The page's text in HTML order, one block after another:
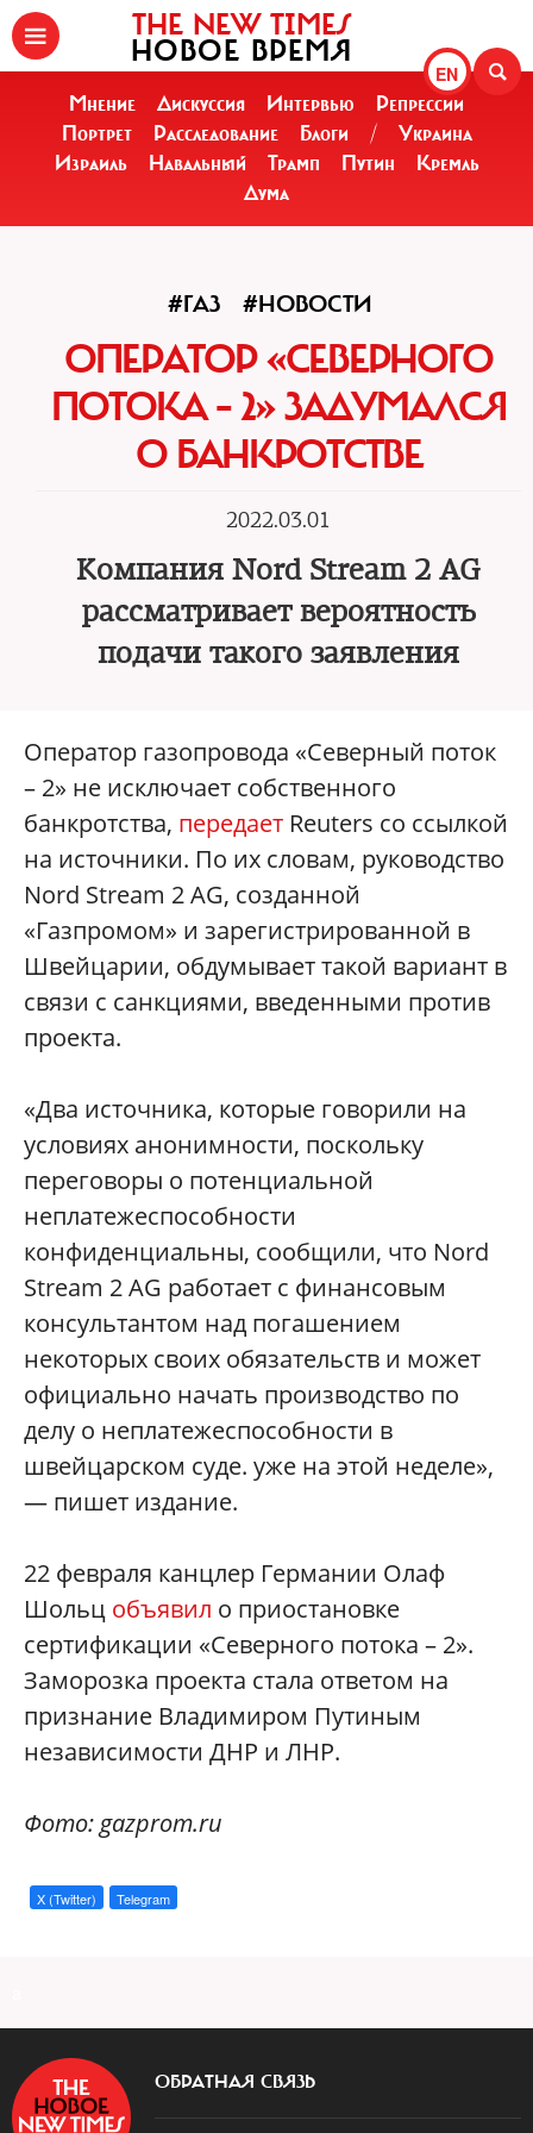
EN
THE NEW TIMES
НОВОЕ ВРЕМЯ
Мнение Дискуссия Интервью
Репрессии
Портрет
Расследование Блоги /
Украина
Израиль
Навальный Трамп Путин
Кремль
Дума
#ГАЗ #НОВОСТИ
ОПЕРАТОР «СЕВЕРНОГО
ПОТОКА – 2» ЗАДУМАЛСЯ
О БАНКРОТСТВЕ
2022.03.01
Компания Nord Stream 2 AG
рассматривает вероятность
подачи такого заявления
Оператор газопровода «Северный поток
– 2» не исключает собственного
банкротства, передает Reuters со ссылкой
на источники. По их словам, руководство
Nord Stream 2 AG, созданной
«Газпромом» и зарегистрированной в
Швейцарии, обдумывает такой вариант в
связи с санкциями, введенными против
проекта.
«Два источника, которые говорили на
условиях анонимности, поскольку
переговоры о потенциальной
неплатежеспособности
конфиденциальны, сообщили, что Nord
Stream 2 AG работает с финансовым
консультантом над погашением
некоторых своих обязательств и может
официально начать производство по
делу о неплатежеспособности в
швейцарском суде. уже на этой неделе»,
— пишет издание.
22 февраля канцлер Германии Олаф
Шольц объявил о приостановке
сертификации «Северного потока – 2».
Заморозка проекта стала ответом на
признание Владимиром Путиным
независимости ДНР и ЛНР.
Фото: gazprom.ru
X (Twitter) Telegram
ОБРАТНАЯ СВЯЗЬ